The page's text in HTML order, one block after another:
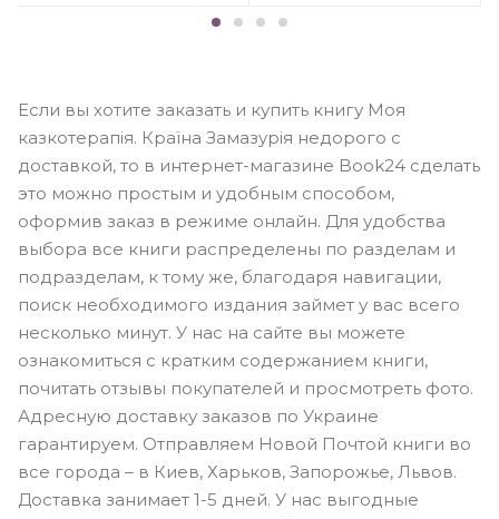
Если вы хотите заказать и купить книгу Моя
казкотерапія. Країна Замазурія недорого с
доставкой, то в интернет-магазине Book24 сделать
это можно простым и удобным способом,
оформив заказ в режиме онлайн. Для удобства
выбора все книги распределены по разделам и
подразделам, к тому же, благодаря навигации,
поиск необходимого издания займет у вас всего
несколько минут. У нас на сайте вы можете
ознакомиться с кратким содержанием книги,
почитать отзывы покупателей и просмотреть фото.
Адресную доставку заказов по Украине
гарантируем. Отправляем Новой Почтой книги во
все города – в Киев, Харьков, Запорожье, Львов.
Доставка занимает 1-5 дней. У нас выгодные